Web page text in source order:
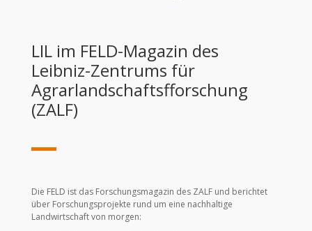
LIL im FELD-Magazin des
Leibniz-Zentrums für
Agrarlandschaftsfforschung
(ZALF)
Die FELD ist das Forschungsmagazin des ZALF und berichtet
über Forschungsprojekte rund um eine nachhaltige
Landwirtschaft von morgen: